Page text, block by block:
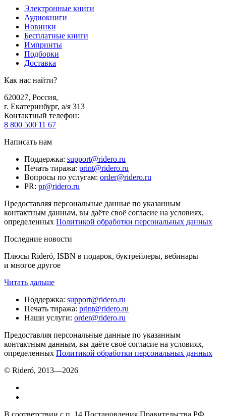
Электронные книги
Аудиокниги
Новинки
Бесплатные книги
Импринты
Подборки
Доставка
Как нас найти?
620027, Россия,
г. Екатеринбург, а/я 313
Контактный телефон:
8 800 500 11 67
Написать нам
Поддержка: support@ridero.ru
Печать тиража: print@ridero.ru
Вопросы по услугам: order@ridero.ru
PR: pr@ridero.ru
Предоставляя персональные данные по указанным
контактным данным, вы даёте своё согласие на условиях,
определенных Политикой обработки персональных данных
Последние новости
Плюсы Rideró, ISBN в подарок, буктрейлеры, вебинары
и многое другое
Читать дальше
Поддержка: support@ridero.ru
Печать тиража: print@ridero.ru
Наши услуги: order@ridero.ru
Предоставляя персональные данные по указанным
контактным данным, вы даёте своё согласие на условиях,
определенных Политикой обработки персональных данных
© Rideró, 2013—2026
В соответствии с п. 14 Постановления Правительства РФ